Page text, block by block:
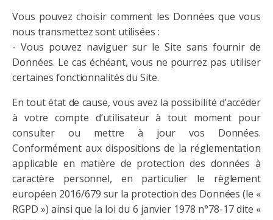
Vous pouvez choisir comment les Données que vous
nous transmettez sont utilisées :
- Vous pouvez naviguer sur le Site sans fournir de
Données. Le cas échéant, vous ne pourrez pas utiliser
certaines fonctionnalités du Site.
En tout état de cause, vous avez la possibilité d’accéder
à votre compte d’utilisateur à tout moment pour
consulter ou mettre à jour vos Données.
Conformément aux dispositions de la réglementation
applicable en matière de protection des données à
caractère personnel, en particulier le règlement
européen 2016/679 sur la protection des Données (le «
RGPD ») ainsi que la loi du 6 janvier 1978 n°78-17 dite «